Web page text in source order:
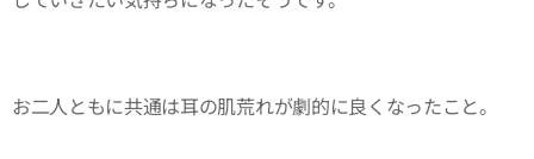
お二人ともに共通は耳の肌荒れが劇的に良くなったこと。